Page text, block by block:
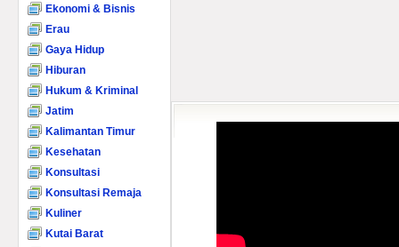
Ekonomi & Bisnis
Erau
Gaya Hidup
Hiburan
Hukum & Kriminal
Jatim
Kalimantan Timur
Kesehatan
Konsultasi
Konsultasi Remaja
Kuliner
Kutai Barat